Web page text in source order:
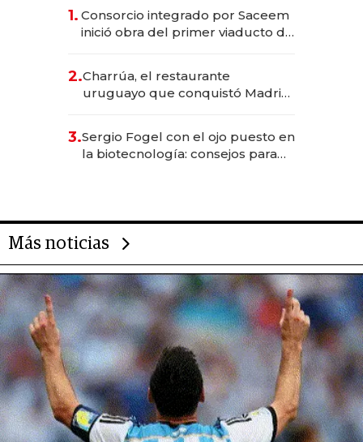
1. Consorcio integrado por Saceem
inició obra del primer viaducto de
millones
2.Charrúa, el restaurante
uruguayo que conquistó Madrid:
anticipación y prepara apertura
3.Sergio Fogel con el ojo puesto en
la biotecnología: consejos para
Más noticias